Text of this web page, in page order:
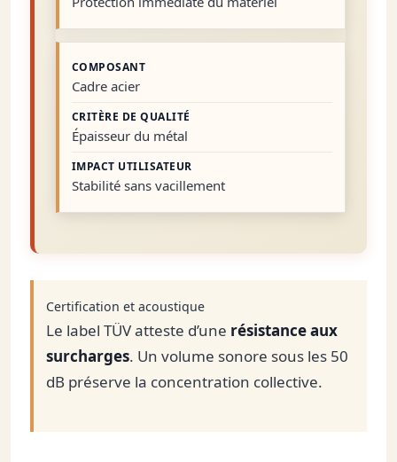
Cadre acier
Épaisseur du métal
Stabilité sans vacillement
Certification et acoustique
Le label TÜV atteste d’une résistance aux
surcharges. Un volume sonore sous les 50
dB préserve la concentration collective.